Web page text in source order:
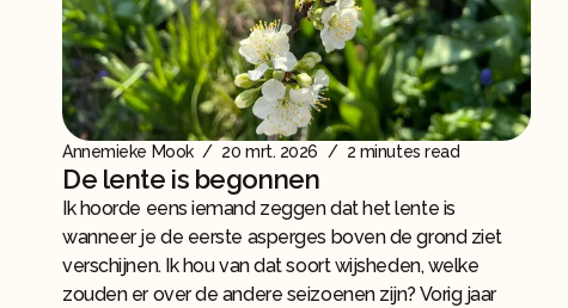
Annemieke Mook / 20 mrt. 2026 / 2 minutes read
De lente is begonnen
Ik hoorde eens iemand zeggen dat het lente is
wanneer je de eerste asperges boven de grond ziet
verschijnen. Ik hou van dat soort wijsheden, welke
zouden er over de andere seizoenen zijn? Vorig jaar